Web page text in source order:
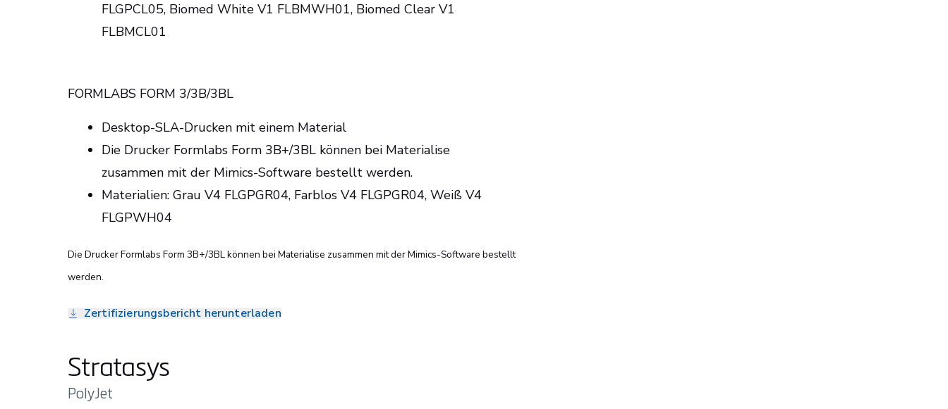
FLGPCL05, Biomed White V1 FLBMWH01, Biomed Clear V1
FLBMCL01
FORMLABS FORM 3/3B/3BL
Desktop-SLA-Drucken mit einem Material
Die Drucker Formlabs Form 3B+/3BL können bei Materialise
zusammen mit der Mimics-Software bestellt werden.
Materialien: Grau V4 FLGPGR04, Farblos V4 FLGPGR04, Weiß V4
FLGPWH04
Die Drucker Formlabs Form 3B+/3BL können bei Materialise zusammen mit der Mimics-Software bestellt
werden.
Zertifizierungsbericht herunterladen
Stratasys
PolyJet